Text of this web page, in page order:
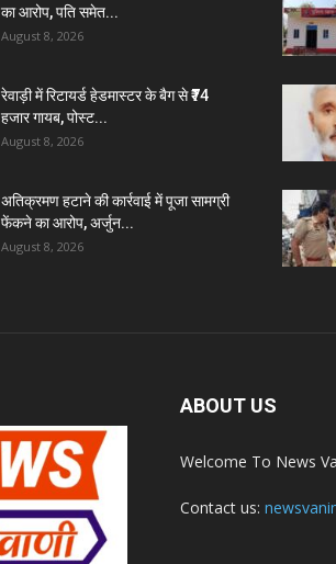
का आरोप, पति समेत...
August 8, 2026
रेवाड़ी में रिटायर्ड हेडमास्टर के बैग से ₹74
हजार गायब, पोस्ट...
August 8, 2026
अतिक्रमण हटाने की कार्रवाई में पूजा सामग्री
फेंकने का आरोप, अर्जुन...
August 8, 2026
ABOUT US
Welcome To News
Contact us: